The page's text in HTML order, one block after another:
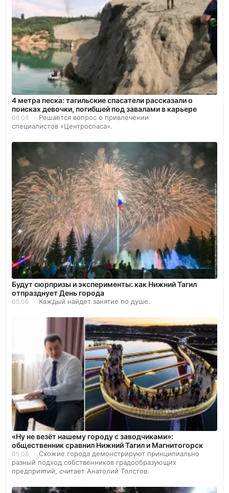
4 метра песка: тагильские спасатели рассказали о
поисках девочки, погибшей под завалами в карьере
06.08
Решается вопрос о привлечении
специалистов «Центроспаса».
Будут сюрпризы и эксперименты: как Нижний Тагил
отпразднует День города
05.08 Каждый найдет занятие по душе.
«Ну не везёт нашему городу с заводчиками»:
общественник сравнил Нижний Тагил и Магнитогорск
05.08
Схожие города демонстрируют принципиально
разный подход собственников градообразующих
предприятий, считает Анатолий Толстов.